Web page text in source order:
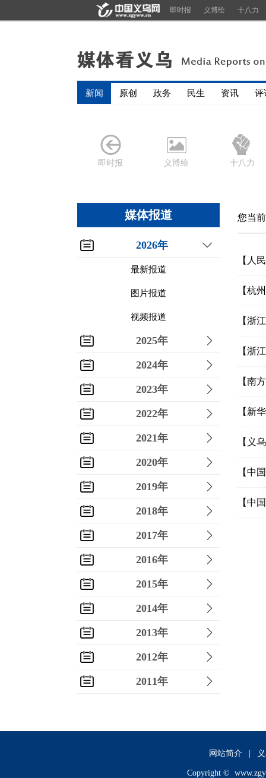
即时报 义博绘 十八力
新闻 原创 政务 民生 资讯 评
即时报 义博绘 十八力
媒体报道
2026年
最新报道
图片报道
视频报道
2025年
2024年
2023年
2022年
2021年
2020年
2019年
2018年
2017年
2016年
2015年
2014年
2013年
2012年
2011年
2009年
您当
【人
【杭
【浙
【浙
【南
【新
【义
【中
【中
网站简介
Copyright ©